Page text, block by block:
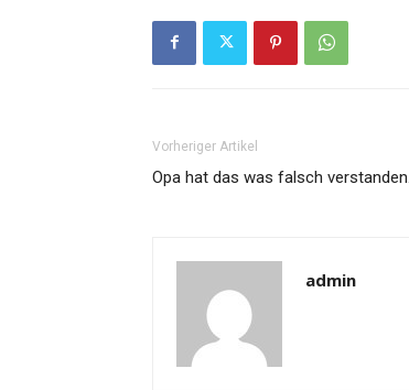
Vorheriger Artikel
Opa hat das was falsch verstanden…
admin